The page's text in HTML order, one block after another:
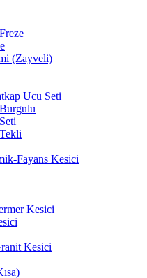
(Zayveli)
Ucu Seti
Fayans Kesici
Kesici
Kesici